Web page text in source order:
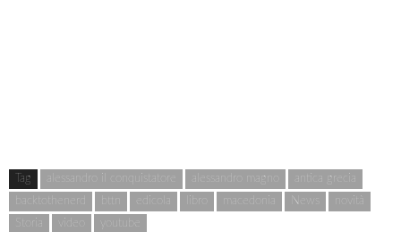
Tag alessandro il conquistatore alessandro magno
antica grecia
backtothenerd
bttn edicola libro macedonia News
novità
Storia
youtube